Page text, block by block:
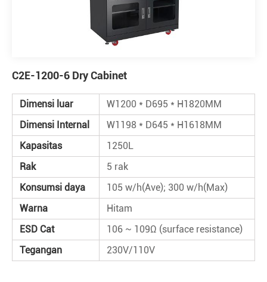
C2E-1200-6 Dry Cabinet
Dimensi luar
W1200 * D695 * H1820MM
Dimensi Internal
W1198 * D645 * H1618MM
Kapasitas
1250L
Rak
5 rak
Konsumsi daya
105 w/h(Ave); 300 w/h(Max)
Warna
Hitam
ESD Cat
106 ~ 109Ω (surface resistance)
Tegangan
230V/110V